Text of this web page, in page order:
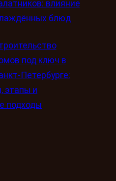
влияние
блюд
под ключ в
Петербурге:
этапы и
подходы